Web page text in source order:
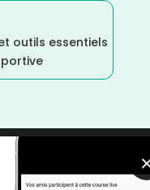
outils essentiels
Faible/courses